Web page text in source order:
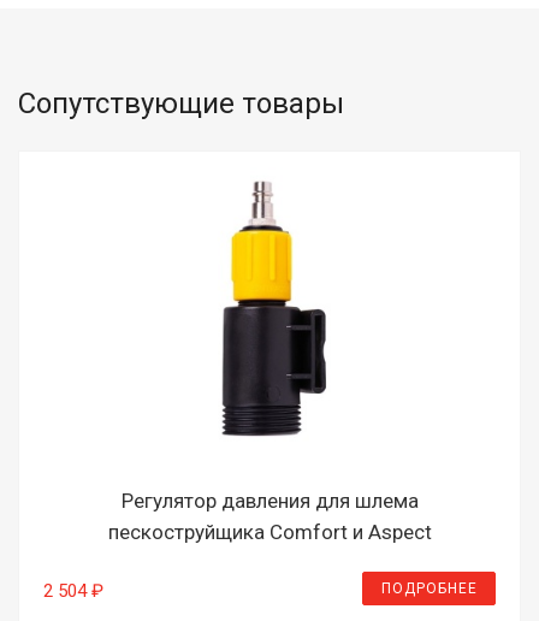
Сопутствующие товары
Регулятор давления для шлема
пескоструйщика Comfort и Aspect
2 504 ₽ ПОДРОБНЕЕ